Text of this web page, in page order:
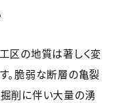
区の地質は著しく変
。脆弱な断層の亀裂
削に伴い大量の湧